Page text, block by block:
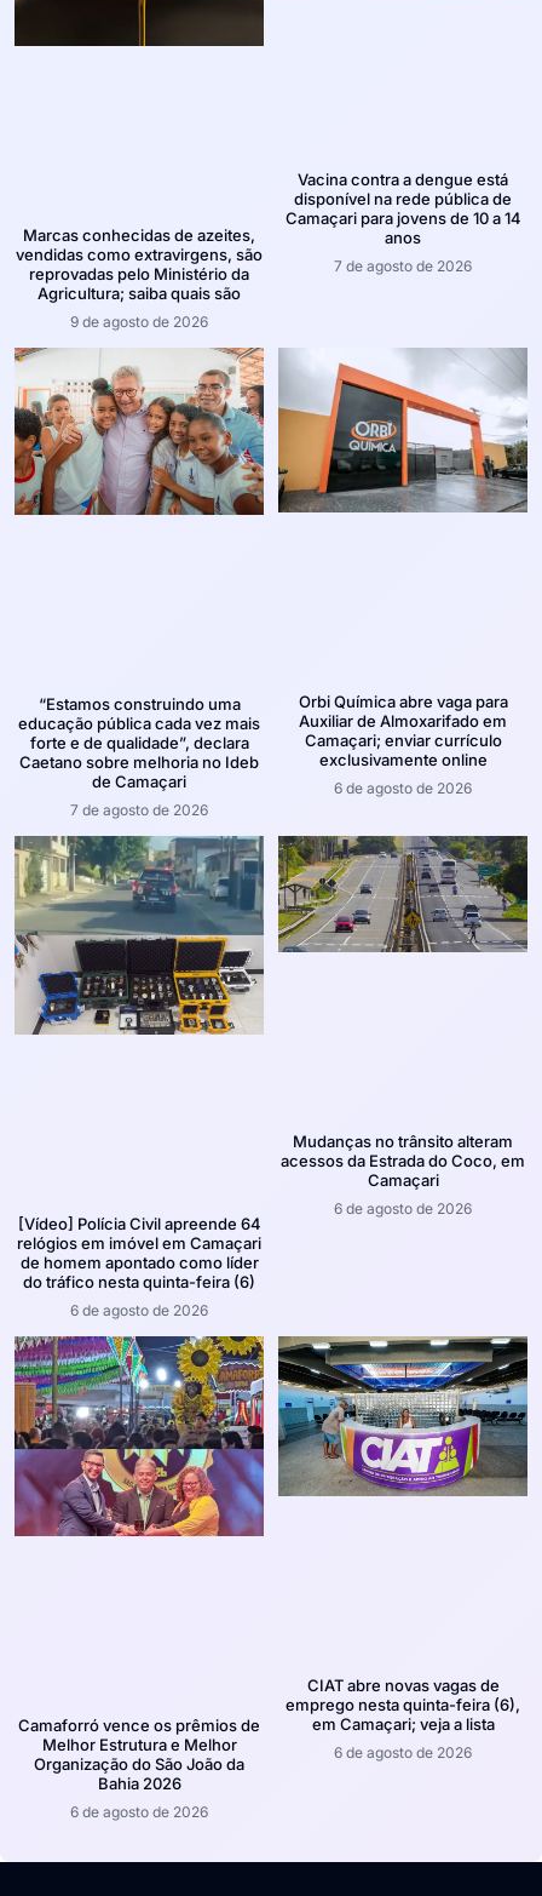
Marcas conhecidas de azeites,
vendidas como extravirgens, são
reprovadas pelo Ministério da
Agricultura; saiba quais são
9 de agosto de 2026
Vacina contra a dengue está
disponível na rede pública de
Camaçari para jovens de 10 a 14
anos
7 de agosto de 2026
“Estamos construindo uma
educação pública cada vez mais
forte e de qualidade”, declara
Caetano sobre melhoria no Ideb
de Camaçari
7 de agosto de 2026
Orbi Química abre vaga para
Auxiliar de Almoxarifado em
Camaçari; enviar currículo
exclusivamente online
6 de agosto de 2026
[Vídeo] Polícia Civil apreende 64
relógios em imóvel em Camaçari
de homem apontado como líder
do tráfico nesta quinta-feira (6)
6 de agosto de 2026
Mudanças no trânsito alteram
acessos da Estrada do Coco, em
Camaçari
6 de agosto de 2026
Camaforró vence os prêmios de
Melhor Estrutura e Melhor
Organização do São João da
Bahia 2026
6 de agosto de 2026
CIAT abre novas vagas de
emprego nesta quinta-feira (6),
em Camaçari; veja a lista
6 de agosto de 2026